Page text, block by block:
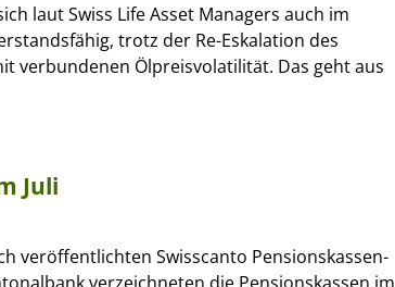
laut Swiss Life Asset Managers auch im
trotz der Re-Eskalation des
verbundenen Ölpreisvolatilität. Das geht aus
Juli
veröffentlichten Swisscanto Pensionskassen-